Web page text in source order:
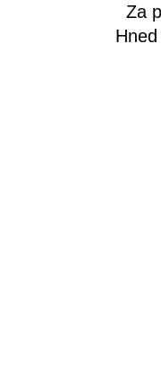
Za